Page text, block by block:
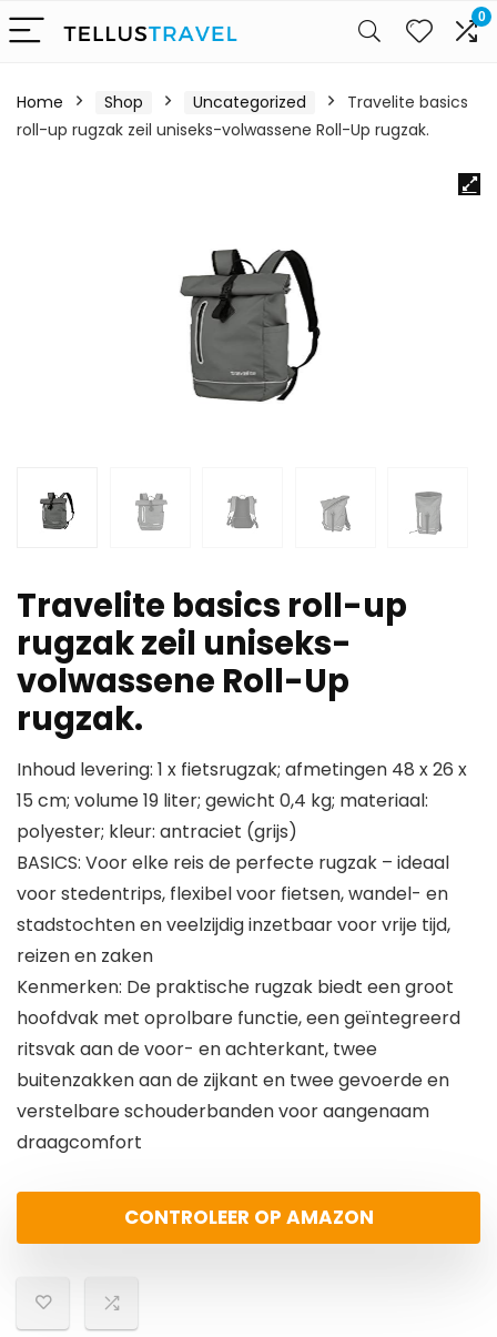
0
Home Shop Uncategorized
Travelite basics
roll-up rugzak zeil uniseks-volwassene Roll-Up rugzak.
Travelite basics roll-up
rugzak zeil uniseks-
volwassene Roll-Up
rugzak.
Inhoud levering: 1 x fietsrugzak; afmetingen 48 x 26 x
15 cm; volume 19 liter; gewicht 0,4 kg; materiaal:
polyester; kleur: antraciet (grijs)
BASICS: Voor elke reis de perfecte rugzak – ideaal
voor stedentrips, flexibel voor fietsen, wandel- en
stadstochten en veelzijdig inzetbaar voor vrije tijd,
reizen en zaken
Kenmerken: De praktische rugzak biedt een groot
hoofdvak met oprolbare functie, een geïntegreerd
ritsvak aan de voor- en achterkant, twee
buitenzakken aan de zijkant en twee gevoerde en
verstelbare schouderbanden voor aangenaam
draagcomfort
CONTROLEER OP AMAZON